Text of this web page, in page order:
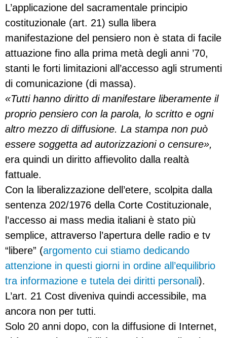
L’applicazione del sacramentale principio
costituzionale (art. 21) sulla libera
manifestazione del pensiero non è stata di facile
attuazione fino alla prima metà degli anni ’70,
stanti le forti limitazioni all’accesso agli strumenti
di comunicazione (di massa).
«Tutti hanno diritto di manifestare liberamente il
proprio pensiero con la parola, lo scritto e ogni
altro mezzo di diffusione. La stampa non può
essere soggetta ad autorizzazioni o censure»,
era quindi un diritto affievolito dalla realtà
fattuale.
Con la liberalizzazione dell’etere, scolpita dalla
sentenza 202/1976 della Corte Costituzionale,
l’accesso ai mass media italiani è stato più
semplice, attraverso l’apertura delle radio e tv
“libere” (argomento cui stiamo dedicando
attenzione in questi giorni in ordine all’equilibrio
tra informazione e tutela dei diritti personali).
L’art. 21 Cost diveniva quindi accessibile, ma
ancora non per tutti.
Solo 20 anni dopo, con la diffusione di Internet,